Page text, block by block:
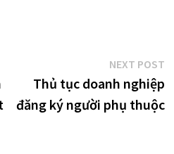
NEXT POST
Thủ tục doanh nghiệp
đăng ký người phụ thuộc